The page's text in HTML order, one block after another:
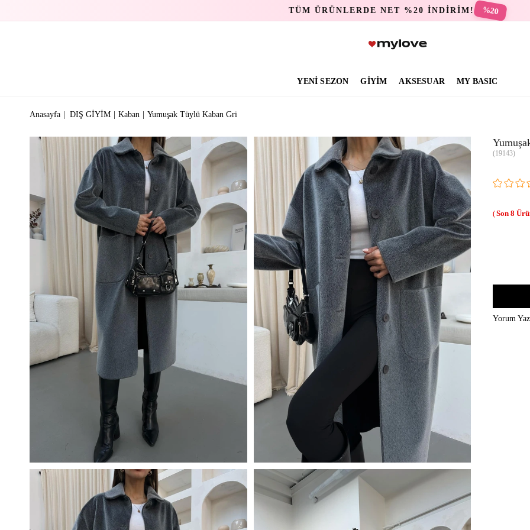
TÜM ÜRÜNLERDE NET %20 İNDİRİM! %20
YENİ SEZON GİYİM AKSESUAR MY BASIC
Anasayfa DIŞ GİYİM Kaban Yumuşak Tüylü Kaban Gri
(19143)
8
Yorum Yaz